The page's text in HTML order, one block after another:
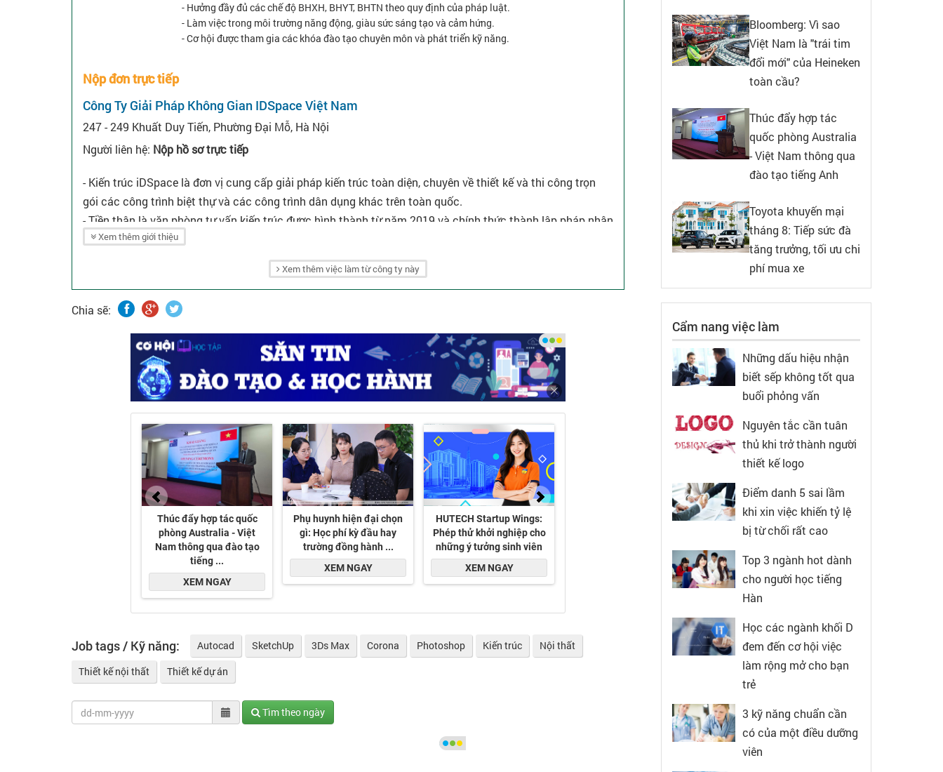
- Hưởng đầy đủ các chế độ BHXH, BHYT, BHTN theo quy định của pháp luật.
- Làm việc trong môi trường năng động, giàu sức sáng tạo và cảm hứng.
- Cơ hội được tham gia các khóa đào tạo chuyên môn và phát triển kỹ năng.
Nộp đơn trực tiếp
Công Ty Giải Pháp Không Gian IDSpace Việt Nam
247 - 249 Khuất Duy Tiến, Phường Đại Mỗ, Hà Nội
Người liên hệ: Nộp hồ sơ trực tiếp
- Kiến trúc iDSpace là đơn vị cung cấp giải pháp kiến trúc toàn diện, chuyên về thiết kế và thi công trọn
gói các công trình biệt thự và các công trình dân dụng khác trên toàn quốc.
- Tiền thân là văn phòng tư vấn kiến trúc được hình thành từ năm 2019 và chính thức thành lập pháp nhân
vào năm 2024, đến nay Kiến trúc iDSpace đã có 02 chi nhánh tại Hà Nội và thành phố Hồ Chí Minh.
- Với nhiều năm kinh nghiệm và tâm huyết cùng sản phẩm mục tiêu là các dịch vụ như: Thiết kế thi công
biệt thự, thiết kế thi công nhà phố và thiết kế thi công các công trình dân dụng - chúng tôi mang sứ mệnh
công sức quản lý cũng như tối ưu chi phí đầu tư.
Xem thêm giới thiệu
Xem thêm việc làm từ công ty này
Chia sẽ:
Job tags / Kỹ năng: Autocad SketchUp 3Ds Max Corona Photoshop Kiến trúc
Nội thất
Thiết kế nội thất
Thiết kế dự án
Tìm theo ngày
Bloomberg: Vì sao
Việt Nam là "trái tim
đổi mới" của Heineken
toàn cầu?
Thúc đẩy hợp tác
quốc phòng Australia
- Việt Nam thông qua
đào tạo tiếng Anh
Toyota khuyến mại
tháng 8: Tiếp sức đà
tăng trưởng, tối ưu chi
phí mua xe
Cẩm nang việc làm
Những dấu hiệu nhận
biết sếp không tốt qua
buổi phỏng vấn
Nguyên tắc cần tuân
thủ khi trở thành người
thiết kế logo
Điểm danh 5 sai lầm
khi xin việc khiến tỷ lệ
bị từ chối rất cao
Top 3 ngành hot dành
cho người học tiếng
Hàn
Học các ngành khối D
đem đến cơ hội việc
làm rộng mở cho bạn
trẻ
3 kỹ năng chuẩn cần
có của một điều dưỡng
viên